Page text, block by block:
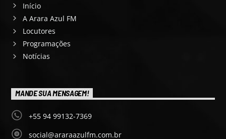
Início
A Arara Azul FM
Locutores
Programações
Notícias
MANDE SUA MENSAGEM!
+55 94 99132-7369
social@araraazulfm.com.br